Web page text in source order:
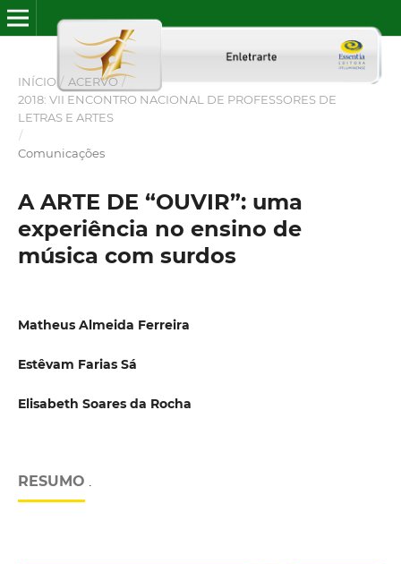
INÍCIO / ACERVO /
2018: VII ENCONTRO NACIONAL DE PROFESSORES DE
LETRAS E ARTES
/
Comunicações
A ARTE DE “OUVIR”: uma
experiência no ensino de
música com surdos
Matheus Almeida Ferreira
Estêvam Farias Sá
Elisabeth Soares da Rocha
RESUMO .